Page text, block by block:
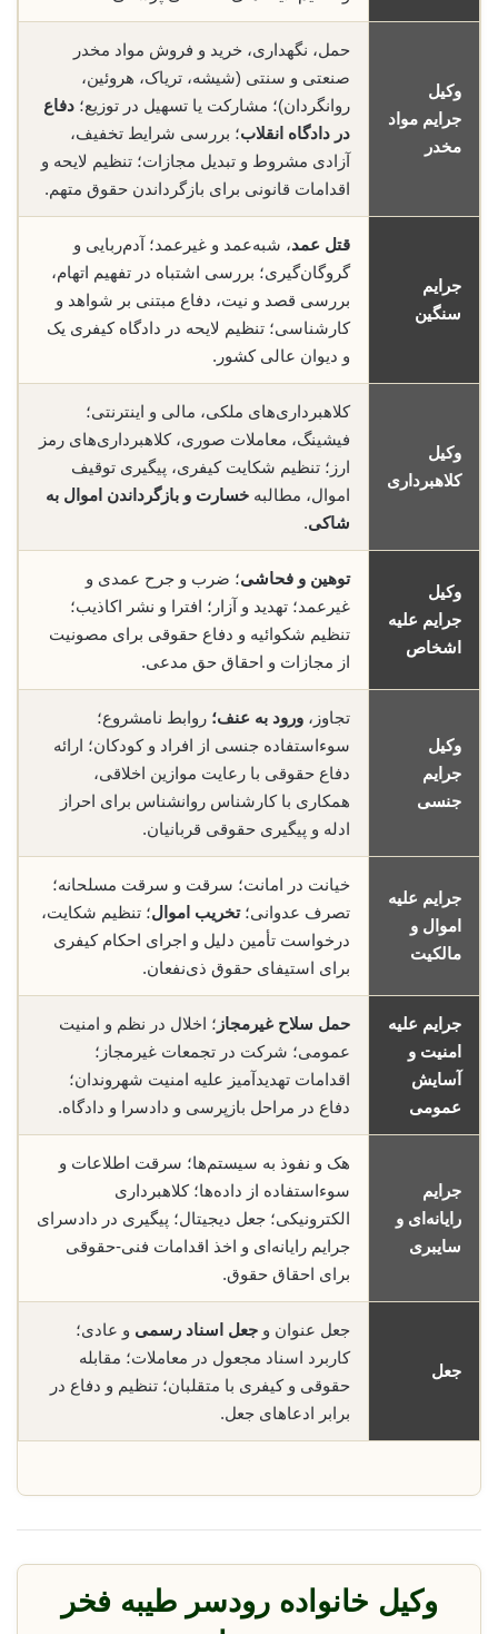
وکیل
جرایم مواد
مخدر
حمل، نگهداری، خرید و فروش مواد مخدر
صنعتی و سنتی (شیشه، تریاک، هروئین،
روانگردان)؛ مشارکت یا تسهیل در توزیع؛ دفاع
در دادگاه انقلاب؛ بررسی شرایط تخفیف،
آزادی مشروط و تبدیل مجازات؛ تنظیم لایحه و
اقدامات قانونی برای بازگرداندن حقوق متهم.
جرایم
سنگین
قتل عمد، شبه‌عمد و غیرعمد؛ آدم‌ربایی و
گروگان‌گیری؛ بررسی اشتباه در تفهیم اتهام،
بررسی قصد و نیت، دفاع مبتنی بر شواهد و
کارشناسی؛ تنظیم لایحه در دادگاه کیفری یک
و دیوان عالی کشور.
وکیل
کلاهبرداری
کلاهبرداری‌های ملکی، مالی و اینترنتی؛
فیشینگ، معاملات صوری، کلاهبرداری‌های رمز
ارز؛ تنظیم شکایت کیفری، پیگیری توقیف
اموال، مطالبه خسارت و بازگرداندن اموال به
شاکی.
وکیل
جرایم علیه
اشخاص
توهین و فحاشی؛ ضرب و جرح عمدی و
غیرعمد؛ تهدید و آزار؛ افترا و نشر اکاذیب؛
تنظیم شکوائیه و دفاع حقوقی برای مصونیت
از مجازات و احقاق حق مدعی.
وکیل
جرایم
جنسی
تجاوز، ورود به عنف؛ روابط نامشروع؛
سوءاستفاده جنسی از افراد و کودکان؛ ارائه
دفاع حقوقی با رعایت موازین اخلاقی،
همکاری با کارشناس روانشناس برای احراز
ادله و پیگیری حقوقی قربانیان.
جرایم علیه
اموال و
مالکیت
خیانت در امانت؛ سرقت و سرقت مسلحانه؛
تصرف عدوانی؛تخریب اموال؛ تنظیم شکایت،
درخواست تأمین دلیل و اجرای احکام کیفری
برای استیفای حقوق ذی‌نفعان.
جرایم علیه
امنیت و
آسایش
عمومی
حمل سلاح غیرمجاز ؛ اخلال در نظم و امنیت
عمومی؛ شرکت در تجمعات غیرمجاز؛
اقدامات تهدیدآمیز علیه امنیت شهروندان؛
دفاع در مراحل بازپرسی و دادسرا و دادگاه.
جرایم
رایانه‌ای و
سایبری
هک و نفوذ به سیستم‌ها؛ سرقت اطلاعات و
سوء‌استفاده از داده‌ها؛ کلاهبرداری
الکترونیکی؛ جعل دیجیتال؛ پیگیری در دادسرای
جرایم رایانه‌ای و اخذ اقدامات فنی-حقوقی
برای احقاق حقوق.
جعل
جعل عنوان و جعل اسناد رسمی و عادی؛
کاربرد اسناد مجعول در معاملات؛ مقابله
حقوقی و کیفری با متقلبان؛ تنظیم و دفاع در
برابر ادعاهای جعل.
وکیل خانواده رودسر طیبه فخر